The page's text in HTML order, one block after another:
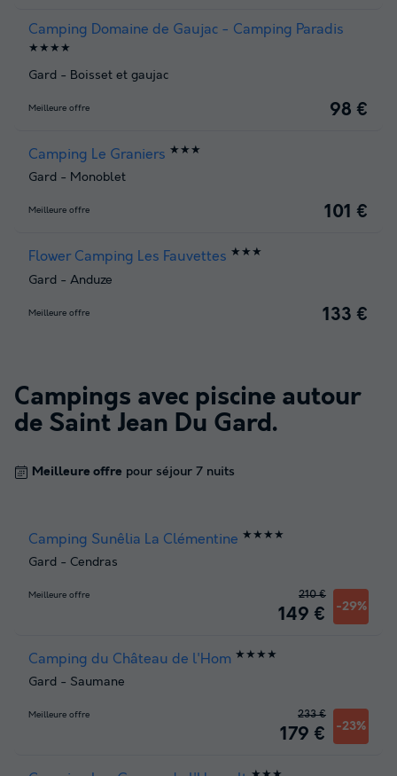
Camping Domaine de Gaujac - Camping Paradis
★★★★
Gard - Boisset et gaujac
Meilleure offre 98 €
Camping Le Graniers ★★★
Gard - Monoblet
Meilleure offre 101 €
Flower Camping Les Fauvettes ★★★
Gard - Anduze
Meilleure offre 133 €
Campings avec piscine autour
de Saint Jean Du Gard.
Meilleure offre pour séjour 7 nuits
Camping Sunêlia La Clémentine ★★★★
Gard - Cendras
Meilleure offre
149 € -29%
210 €
Camping du Château de l'Hom ★★★★
Gard - Saumane
Meilleure offre
179 € -23%
233 €